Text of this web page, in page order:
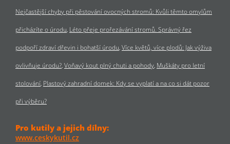
Nejčastější chyby při pěstování ovocných stromů: Kvůli těmto omylům
přicházíte o úrodu Léto přeje prořezávání stromů. Správný řez
podpoří zdraví dřevin i bohatší úrodu Více květů, více plodů: Jak výživa
ovlivňuje úrodu? Voňavý kout plný chuti a pohody Muškáty pro letní
stolování Plastový zahradní domek: Kdy se vyplatí a na co si dát pozor
při výběru?
Pro kutily a jejich dílny:
www.ceskykutil.cz